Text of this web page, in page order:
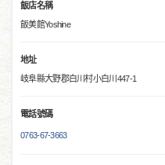
飯店名稱
飯美館Yoshine
地址
岐阜縣大野郡白川村小白川447-1
電話號碼
0763-67-3663